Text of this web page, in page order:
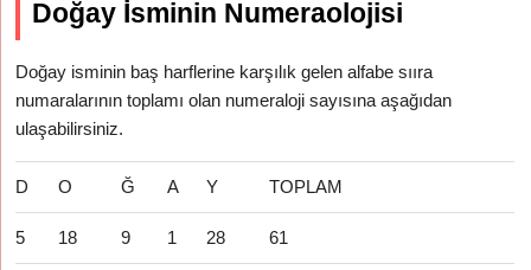
Doğay İsminin Numeraolojisi
Doğay isminin baş harflerine karşılık gelen alfabe sııra
numaralarının toplamı olan numeraloji sayısına aşağıdan
ulaşabilirsiniz.
D O Ğ A Y TOPLAM
5 18 9 1 28 61